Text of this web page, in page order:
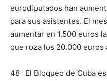
eurodiputados han
para sus asistentes. El
aumentar en 1.500 euros
que roza los 20.000 euros
48- El Bloqueo de Cuba